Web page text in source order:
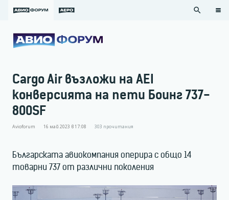
search
Cargo Air възложи на AEI
конверсията на пети Боинг 737-
800SF
Avioforum 16 май 2023 в 17:08 303 прочитания
Българската авиокомпания оперира с общо 14
товарни 737 от различни поколения